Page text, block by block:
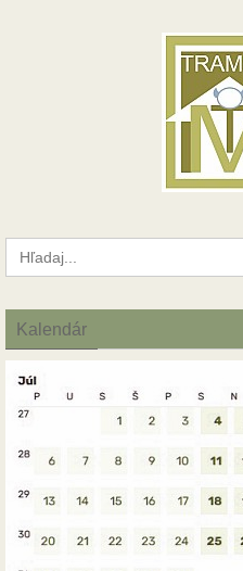
Search
for:
Kalendár